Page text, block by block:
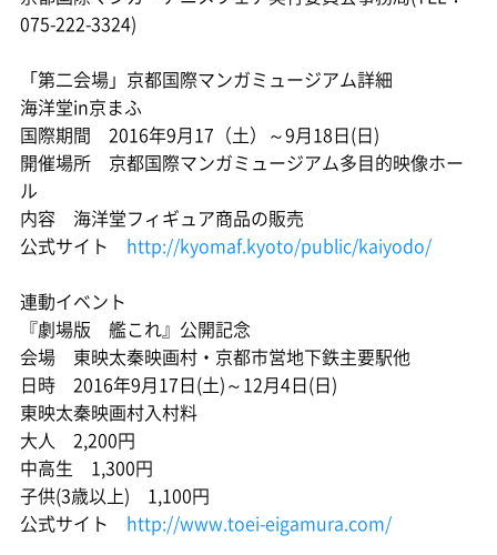
075-222-3324)
「第二会場」京都国際マンガミュージアム詳細
海洋堂in京まふ
国際期間 2016年9月17（土）～9月18日(日)
開催場所 京都国際マンガミュージアム多目的映像ホー
ル
内容 海洋堂フィギュア商品の販売
公式サイト http://kyomaf.kyoto/public/kaiyodo/
連動イベント
『劇場版 艦これ』公開記念
会場 東映太秦映画村・京都市営地下鉄主要駅他
日時 2016年9月17日(土)～12月4日(日)
東映太秦映画村入村料
大人 2,200円
中高生 1,300円
子供(3歳以上) 1,100円
公式サイト http://www.toei-eigamura.com/